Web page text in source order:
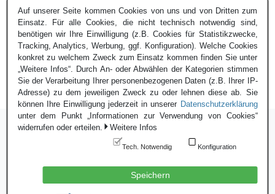
August 2026
« Juli
© Blauer Bund e.V. - 2026
Auf unserer Seite kommen Cookies von uns und von Dritten zum
Einsatz. Für alle Cookies, die nicht technisch notwendig sind,
benötigen wir Ihre Einwilligung (z.B. Cookies für Statistikzwecke,
Tracking, Analytics, Werbung, ggf. Konfiguration). Welche Cookies
konkret zu welchem Zweck zum Einsatz kommen finden Sie unter
„Weitere Infos“. Durch An- oder Abwählen der Kategorien stimmen
Sie der Verarbeitung Ihrer personenbezogenen Daten (z.B. Ihrer IP-
Adresse) zu dem jeweiligen Zweck zu oder lehnen diese ab. Sie
können Ihre Einwilligung jederzeit in unserer Datenschutzerklärung
unter dem Punkt „Informationen zur Verwendung von Cookies“
widerrufen oder erteilen.
Weitere Infos
Tech. Notwendig Konfiguration
Speichern